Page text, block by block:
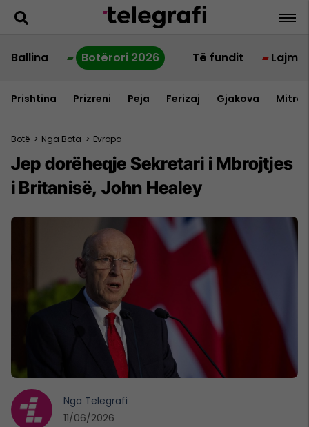
Ballina Botërori 2026 Të fundit Lajme
Prishtina Prizreni Peja Ferizaj Gjakova
Botë > Nga Bota > Evropa
Jep dorëheqje Sekretari i Mbrojtjes
i Britanisë, John Healey
Nga Telegrafi
11/06/2026